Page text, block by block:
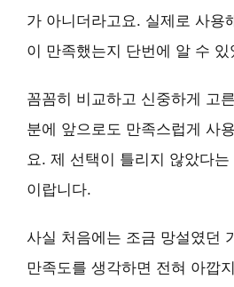
가 아니더라고요. 실제로 사용
이 만족했는지 단번에 알 수 있
꼼꼼히 비교하고 신중하게 고
분에 앞으로도 만족스럽게 사
요. 제 선택이 틀리지 않았다
이랍니다.
사실 처음에는 조금 망설였던
만족도를 생각하면 전혀 아깝